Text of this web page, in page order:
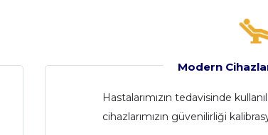
Modern
Hastalarımızın tedavisinde
cihazlarımızın güvenilirliği